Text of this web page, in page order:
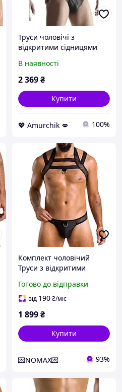
Труси чоловічі з
відкритими сідницями
BRI007, чорні
В наявності
2 369₴
Купити
💖 Amurchik 💋 100%
Комплект чоловічий
Труси з відкритими
чорного кольору Passion
Set jacob black 043
Готово до відправки
від 190₴/міс
1 899₴
Купити
💌NOMAX💌 93%